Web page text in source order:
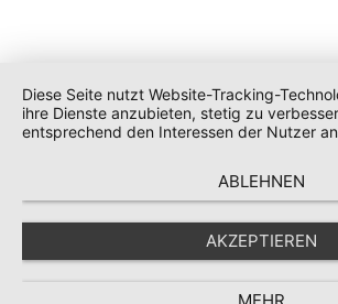
Diese Seite nutzt Website-Tracking-
ihre Dienste anzubieten, stetig zu
entsprechend den Interessen der Nutzer
ABLEHNEN
AKZEPTIEREN